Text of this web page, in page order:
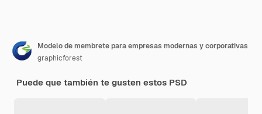
Modelo de membrete para empresas modernas y corporativas
graphicforest
Puede que también te gusten estos PSD